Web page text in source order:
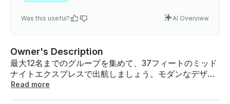
Was this useful? AI Overview
Owner's Description
最大12名までのグループを集めて、37フィートのミッド
ナイトエクスプレスで出航しましょう。モダンなデザイ
ンとパワフルなパフォーマンスを備えたこのセンターコ
Read more